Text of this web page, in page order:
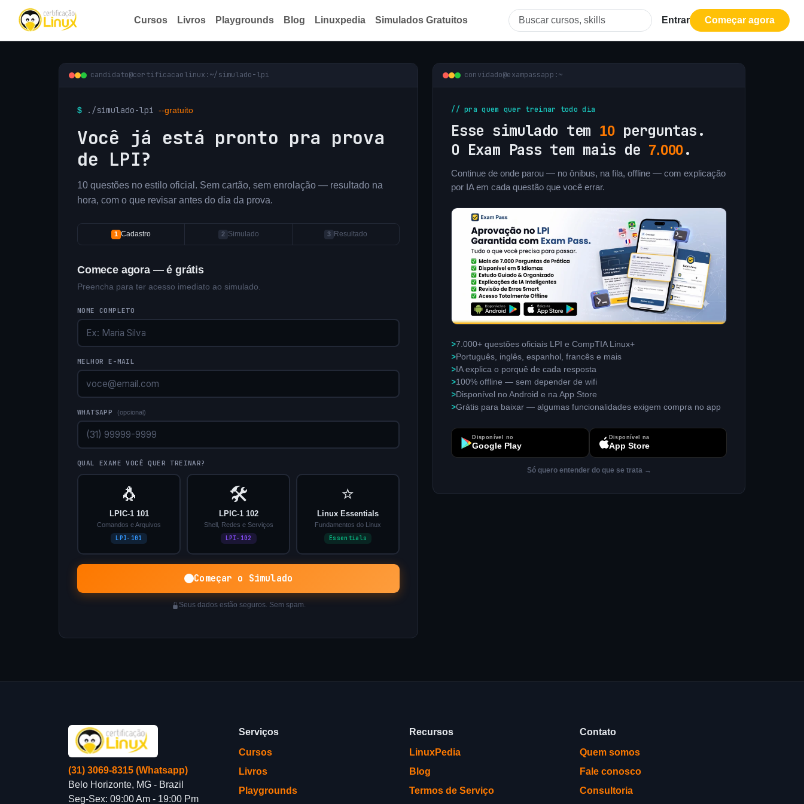
Cursos Livros Playgrounds Blog Linuxpedia Simulados Gratuitos Entrar Começar agora
candidato@certificacaolinux:~/simulado-lpi
$ ./simulado-lpi --gratuito
Você já está pronto pra prova
de LPI?
10 questões no estilo oficial. Sem cartão, sem enrolação — resultado na
hora, com o que revisar antes do dia da prova.
1 Cadastro 2 Simulado 3 Resultado
Comece agora — é grátis
Preencha para ter acesso imediato ao simulado.
NOME COMPLETO
MELHOR E-MAIL
WHATSAPP (opcional)
QUAL EXAME VOCÊ QUER TREINAR?
🐧
LPIC-1 101
Comandos e Arquivos
LPI-101
🛠️
LPIC-1 102
Shell, Redes e Serviços
LPI-102
⭐
Linux Essentials
Fundamentos do Linux
Essentials
Começar o Simulado
Seus dados estão seguros. Sem spam.
convidado@exampassapp:~
// pra quem quer treinar todo dia
Esse simulado tem 10perguntas.
O Exam Pass tem mais de 7.000.
Continue de onde parou — no ônibus, na fila, offline — com explicação
por IA em cada questão que você errar.
>7.000+ questões oficiais LPI e CompTIA Linux+
>Português, inglês, espanhol, francês e mais
>IA explica o porquê de cada resposta
>100% offline — sem depender de wifi
>Disponível no Android e na App Store
>Grátis para baixar — algumas funcionalidades exigem compra no app
Disponível no
Google Play
Disponível na
App Store
Só quero entender do que se trata →
(31) 3069-8315 (Whatsapp)
Belo Horizonte, MG - Brazil
Seg-Sex: 09:00 Am - 19:00 Pm
Serviços
Cursos
Livros
Playgrounds
Recursos
LinuxPedia
Blog
Termos de Serviço
Contato
Quem somos
Fale conosco
Consultoria